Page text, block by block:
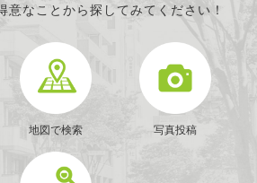
意なことから探してみてください！
地図で検索 写真投稿